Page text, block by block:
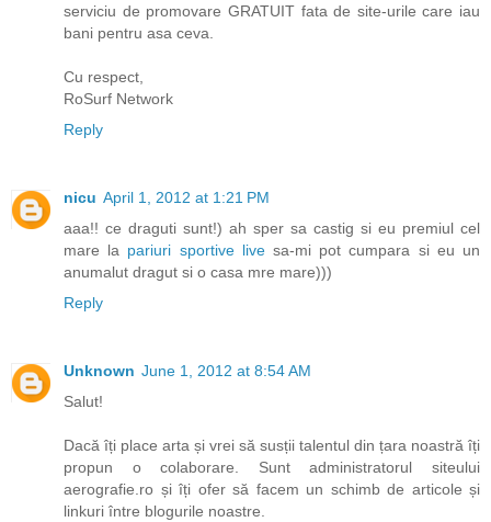
serviciu de promovare GRATUIT fata de site-urile care iau
bani pentru asa ceva.
Cu respect,
RoSurf Network
Reply
nicu April 1, 2012 at 1:21 PM
aaa!! ce draguti sunt!) ah sper sa castig si eu premiul cel
mare la pariuri sportive livesa-mi pot cumpara si eu un
anumalut dragut si o casa mre mare)))
Reply
Unknown June 1, 2012 at 8:54 AM
Salut!
Dacă îți place arta și vrei să susții talentul din țara noastră îți
propun o colaborare. Sunt administratorul siteului
aerografie.ro și îți ofer să facem un schimb de articole și
linkuri între blogurile noastre.